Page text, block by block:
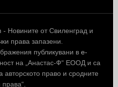
- Новините от Свиленград и
права запазени.
публикувани в e-
на „Анастас-Ф“ ЕООД и са
авторското право и сродните